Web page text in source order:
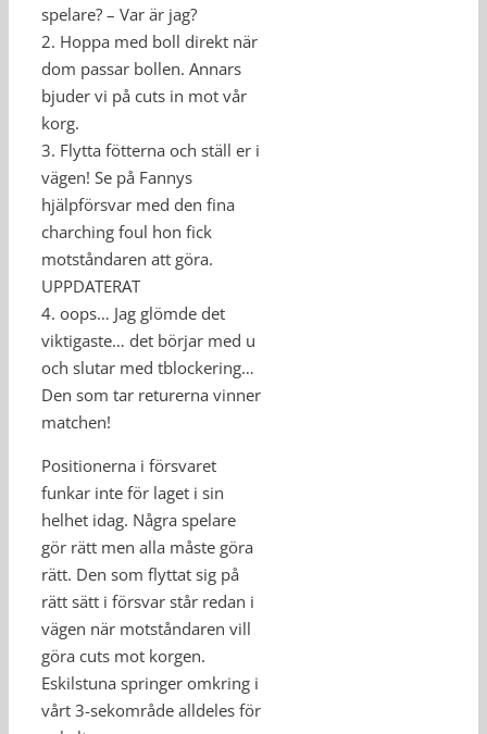
spelare? – Var är jag?
2. Hoppa med boll direkt när
dom passar bollen. Annars
bjuder vi på cuts in mot vår
korg.
3. Flytta fötterna och ställ er i
vägen! Se på Fannys
hjälpförsvar med den fina
charching foul hon fick
motståndaren att göra.
UPPDATERAT
4. oops… Jag glömde det
viktigaste… det börjar med u
och slutar med tblockering…
Den som tar returerna vinner
matchen!
Positionerna i försvaret
funkar inte för laget i sin
helhet idag. Några spelare
gör rätt men alla måste göra
rätt. Den som flyttat sig på
rätt sätt i försvar står redan i
vägen när motståndaren vill
göra cuts mot korgen.
Eskilstuna springer omkring i
vårt 3-sekområde alldeles för